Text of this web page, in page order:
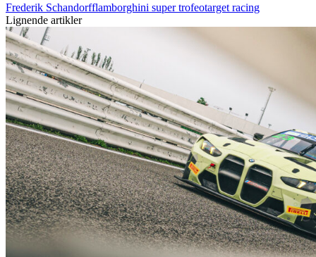
Frederik Schandorfflamborghini super trofeotarget racing
Lignende artikler